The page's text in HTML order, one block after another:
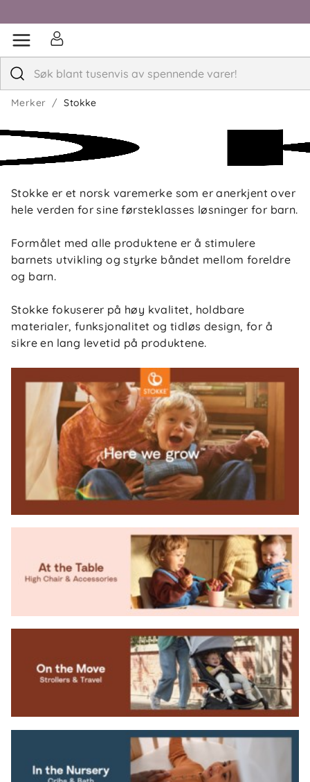
Merker Stokke
Stokke er et norsk varemerke som er anerkjent over
hele verden for sine førsteklasses løsninger for barn.
Formålet med alle produktene er å stimulere
barnets utvikling og styrke båndet mellom foreldre
og barn.
Stokke fokuserer på høy kvalitet, holdbare
materialer, funksjonalitet og tidløs design, for å
sikre en lang levetid på produktene.